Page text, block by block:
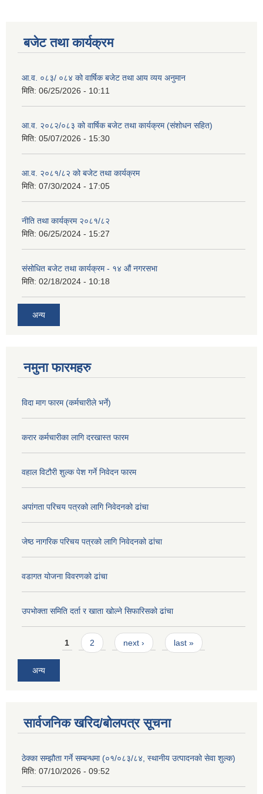
बजेट तथा कार्यक्रम
आ.व. ०८३/ ०८४ को वार्षिक बजेट तथा आय व्यय अनुमान
मिति: 06/25/2026 - 10:11
आ.व. २०८२/०८३ को वार्षिक बजेट तथा कार्यक्रम (संशोधन सहित)
मिति: 05/07/2026 - 15:30
आ.व. २०८१/८२ को बजेट तथा कार्यक्रम
मिति: 07/30/2024 - 17:05
नीति तथा कार्यक्रम २०८१/८२
मिति: 06/25/2024 - 15:27
संसोधित बजेट तथा कार्यक्रम - १४ औं नगरसभा
मिति: 02/18/2024 - 10:18
अन्य
नमुना फारमहरु
विदा माग फारम (कर्मचारीले भर्ने)
करार कर्मचारीका लागि दरखास्त फारम
वहाल विटौरी शुल्क पेश गर्ने निवेदन फारम
अपांगता परिचय पत्रको लागि निवेदनको ढांचा
जेष्ठ नागरिक परिचय पत्रको लागि निवेदनको ढांचा
वडागत योजना विवरणको ढांचा
उपभोक्ता समिति दर्ता र खाता खोल्ने सिफारिसको ढांचा
Pages1 2 next › last »
अन्य
सार्वजनिक खरिद/बोलपत्र सूचना
ठेक्का सम्झौता गर्ने सम्बन्धमा (०१/०८३/८४, स्थानीय उत्पादनको सेवा शुल्क)
मिति: 07/10/2026 - 09:52